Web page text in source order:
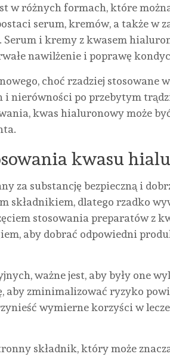
w różnych formach, które
serum, kremów, a także w
i kremy z kwasem
nawilżenie i poprawę
choć rzadziej stosowane
i nierówności po przebytym
kwas hialuronowy może
kwasu
za substancję bezpieczną i
składnikiem, dlatego rzadko
stosowania preparatów z
aby dobrać odpowiedni
ważne jest, aby były one
aby zminimalizować ryzyko
wymierne korzyści w
składnik, który może
LETNIE
HITY,
BRUDNE
FOTELE.
JAK
KINA I
PARKI
MIĘDZY
AUTOR
NONE 20